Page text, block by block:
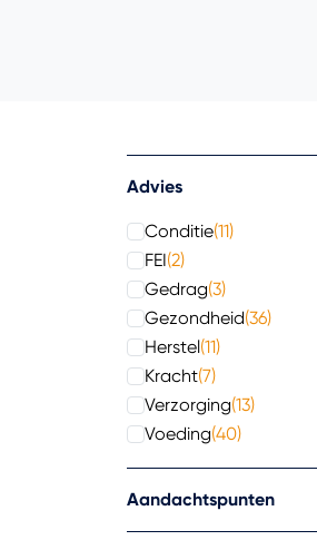
Advies
Conditie(11)
FEI(2)
Gedrag(3)
Gezondheid(36)
Herstel(11)
Kracht(7)
Verzorging(13)
Voeding(40)
Aandachtspunten